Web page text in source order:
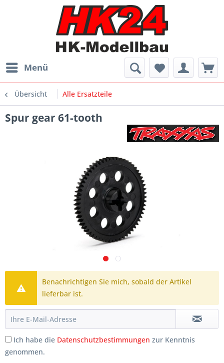
Menü
Übersicht Alle Ersatzteile
Spur gear 61-tooth
Benachrichtigen Sie mich, sobald der Artikel
lieferbar ist.
Ich habe die Datenschutzbestimmungen zur Kenntnis
genommen.